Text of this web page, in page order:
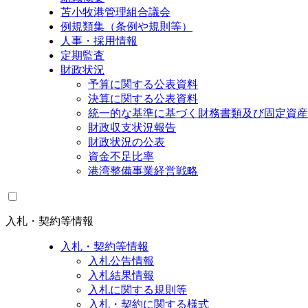
苫小牧港管理組合議会
例規類集（条例や規則等）
人事・採用情報
定期監査
財政状況
予算に関する公表資料
決算に関する公表資料
統一的な基準に基づく財務書類及び固定資
財政収支状況報告
財政状況の公表
資金不足比率
港湾整備事業経営戦略
入札・契約等情報
入札・契約等情報
入札公告情報
入札結果情報
入札に関する規則等
入札・契約に関する様式